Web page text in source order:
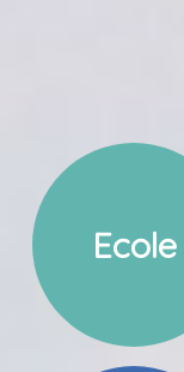
Ecole